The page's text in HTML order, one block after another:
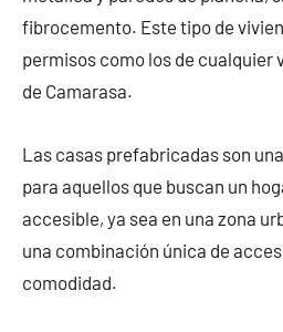
fibrocemento. Este tipo de
permisos como los de cualquier
de Camarasa.
Las casas prefabricadas son
para aquellos que buscan un
accesible, ya sea en una zona
una combinación única de
comodidad.